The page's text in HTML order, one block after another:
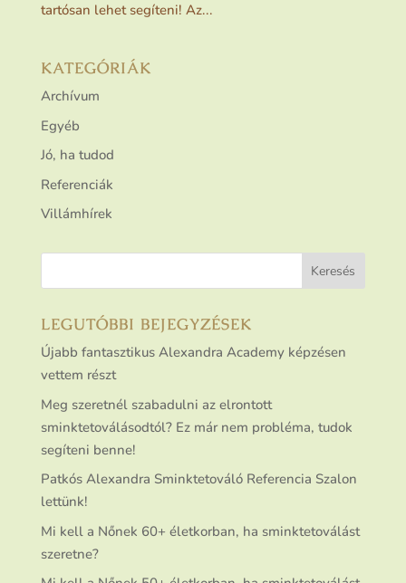
tartósan lehet segíteni! Az...
KATEGÓRIÁK
Archívum
Egyéb
Jó, ha tudod
Referenciák
Villámhírek
LEGUTÓBBI BEJEGYZÉSEK
Újabb fantasztikus Alexandra Academy képzésen
vettem részt
Meg szeretnél szabadulni az elrontott
sminktetoválásodtól? Ez már nem probléma, tudok
segíteni benne!
Patkós Alexandra Sminktetováló Referencia Szalon
lettünk!
Mi kell a Nőnek 60+ életkorban, ha sminktetoválást
szeretne?